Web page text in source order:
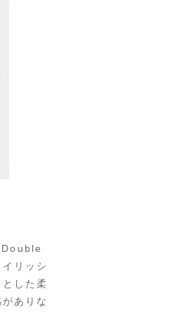
リッシ
した柔
ありな